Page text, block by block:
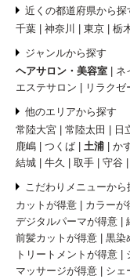
近くの都道府県から探
千葉
神奈川 東京 栃
ジャンルから探す
ヘアサロン・美容室
ネ
エステサロン
リラクゼ
他のエリアから探す
常陸大宮
常陸太田 日
鹿嶋
つくば 土浦 か
結城
牛久 取手 守谷
こだわりメニューから
カットが得意
カラーが
デジタルパーマが得意
前髪カットが得意
黒染
トリートメントが得意
マッサージが得意
シェ